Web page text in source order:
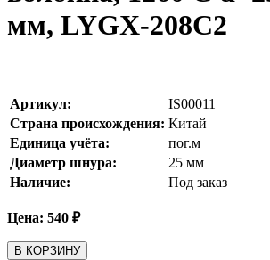
мм, LYGX-208С2
Артикул:
IS00011
Страна происхождения: Китай
Единица учёта:
пог.м
Диаметр шнура:
25 мм
Наличие:
Под заказ
Цена: 540 ₽
В КОРЗИНУ